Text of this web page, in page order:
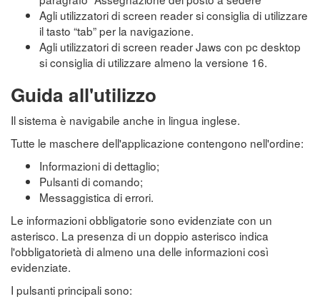
Agli utilizzatori di screen reader si consiglia di utilizzare
il tasto “tab” per la navigazione.
Agli utilizzatori di screen reader Jaws con pc desktop
si consiglia di utilizzare almeno la versione 16.
Guida all'utilizzo
Il sistema è navigabile anche in lingua inglese.
Tutte le maschere dell'applicazione contengono nell'ordine:
Informazioni di dettaglio;
Pulsanti di comando;
Messaggistica di errori.
Le informazioni obbligatorie sono evidenziate con un
asterisco. La presenza di un doppio asterisco indica
l'obbligatorietà di almeno una delle informazioni così
evidenziate.
I pulsanti principali sono: